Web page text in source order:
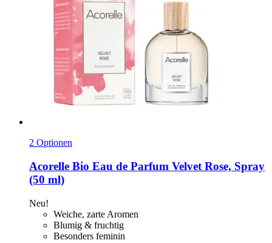
2 Optionen
Acorelle Bio Eau de Parfum Velvet Rose, Spray
(50 ml)
Neu!
Weiche, zarte Aromen
Blumig & fruchtig
Besonders feminin